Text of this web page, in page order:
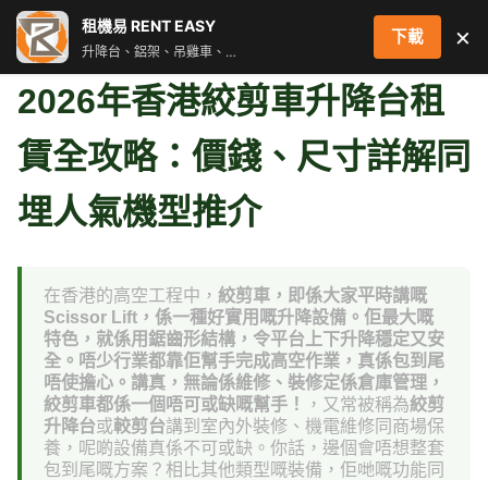
2026年香港絞剪車升降台租
賃全攻略：價錢、尺寸詳解同
埋人氣機型推介
在香港的高空工程中， 絞剪車，即係大家平時講嘅
Scissor Lift，係一種好實用嘅升降設備。佢最大嘅
特色，就係用鋸齒形結構，令平台上下升降穩定又安
全。唔少行業都靠佢幫手完成高空作業，真係包到尾
唔使擔心。講真，無論係維修、裝修定係倉庫管理，
絞剪車都係一個唔可或缺嘅幫手！
，又常被稱為絞剪
升降台或較剪台講到室內外裝修、機電維修同商場保
養，呢啲設備真係不可或缺。你話，邊個會唔想整套
包到尾嘅方案？相比其他類型嘅裝備，佢哋嘅功能同
租機易 RENT EASY
升降台、鋁架、吊雞車、街燈車 即時叫車配對服務
下載 ×